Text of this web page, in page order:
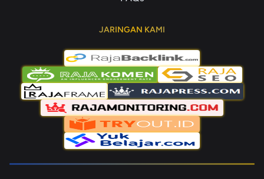
JARINGAN KAMI